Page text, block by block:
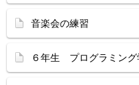
音楽会の練習
６年生 プログラミング